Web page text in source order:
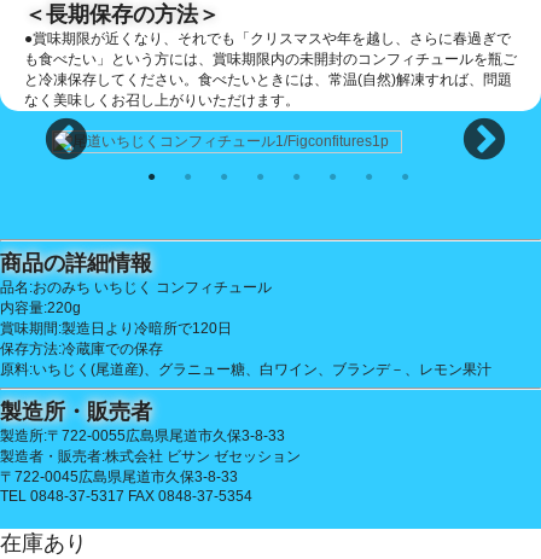
＜長期保存の方法＞
●賞味期限が近くなり、それでも「クリスマスや年を越し、さらに春過ぎで
も食べたい」という方には、賞味期限内の未開封のコンフィチュールを瓶ご
と冷凍保存してください。食べたいときには、常温(自然)解凍すれば、問題
なく美味しくお召し上がりいただけます。
商品の詳細情報
品名:おのみち いちじく コンフィチュール
内容量:220g
賞味期間:製造日より冷暗所で120日
保存方法:冷蔵庫での保存
原料:いちじく(尾道産)、グラニュー糖、白ワイン、ブランデ－、レモン果汁
製造所・販売者
製造所:〒722-0055広島県尾道市久保3-8-33
製造者・販売者:株式会社 ビサン ゼセッション
〒722-0045広島県尾道市久保3-8-33
TEL 0848-37-5317 FAX 0848-37-5354
在庫あり